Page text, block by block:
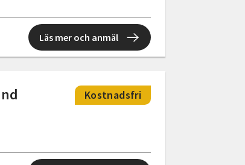
Läs mer och anmäl
Kostnadsfri